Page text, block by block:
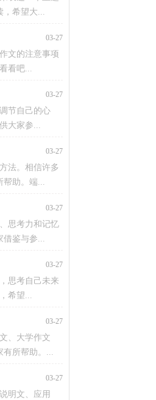
，希望大...
03-27
文的注意事项
看吧...
03-27
节自己的心
大家参...
03-27
法。相信许多
帮助。端...
03-27
思考力和记忆
借鉴与参...
03-27
思考自己未来
希望...
03-27
、大学作文
有所帮助。...
03-27
明文、应用